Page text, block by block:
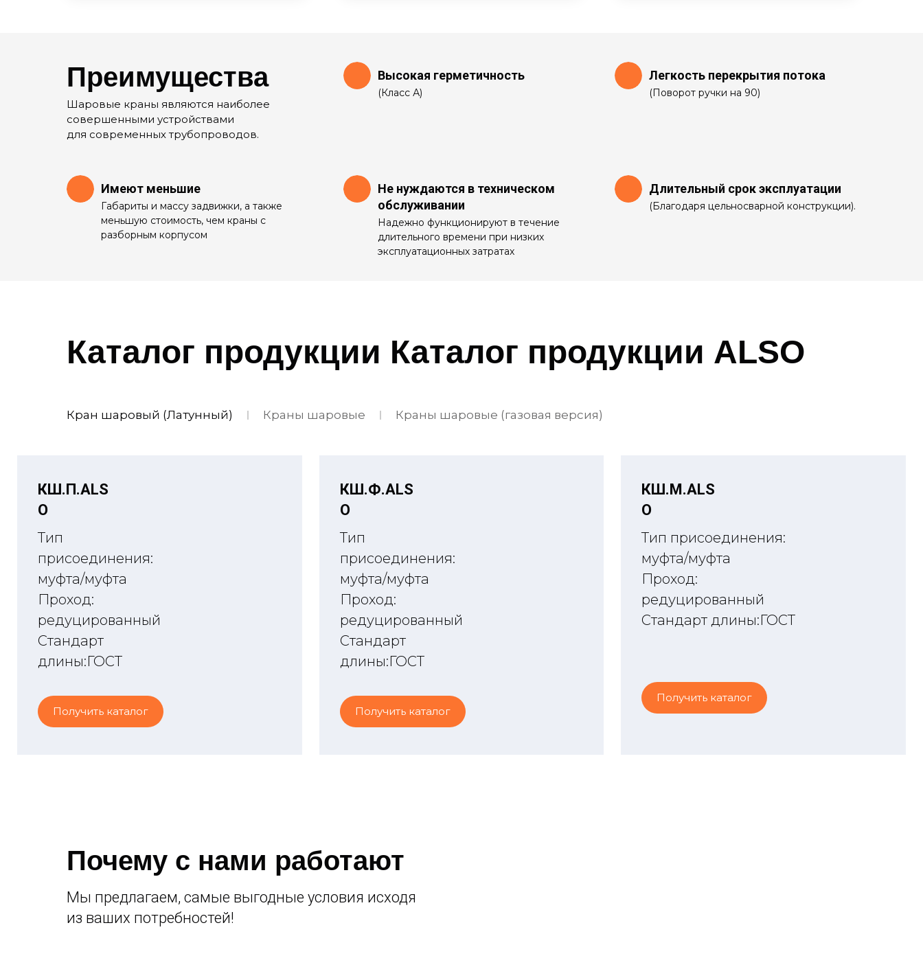
(Поворот ручки на 90)
Легкость перекрытия потока
Надежно функционируют в течение
длительного времени при низких
эксплуатационных затратах
(Благодаря цельносварной конструкции).
Габариты и массу задвижки, а также
меньшую стоимость, чем краны с
разборным корпусом
(Класс А)
Высокая герметичность
Имеют меньшие
Не нуждаются в техническом
обслуживании
Длительный срок эксплуатации
Шаровые краны являются наиболее
совершенными устройствами
для современных трубопроводов.
Преимущества
Каталог продукции Каталог продукции ALSO
Кран шаровый (Латунный) Краны шаровые Краны шаровые (газовая версия)
КШ.П.ALS
O
Тип
присоединения:
муфта/муфта
Проход:
редуцированный
Стандарт
длины:ГОСТ
Получить каталог
КШ.Ф.ALS
O
Тип
присоединения:
муфта/муфта
Проход:
редуцированный
Стандарт
длины:ГОСТ
Получить каталог
КШ.М.ALS
O
Тип присоединения:
муфта/муфта
Проход:
редуцированный
Стандарт длины:ГОСТ
Получить каталог
Почему с нами работают
Мы предлагаем, самые выгодные условия исходя
из ваших потребностей!